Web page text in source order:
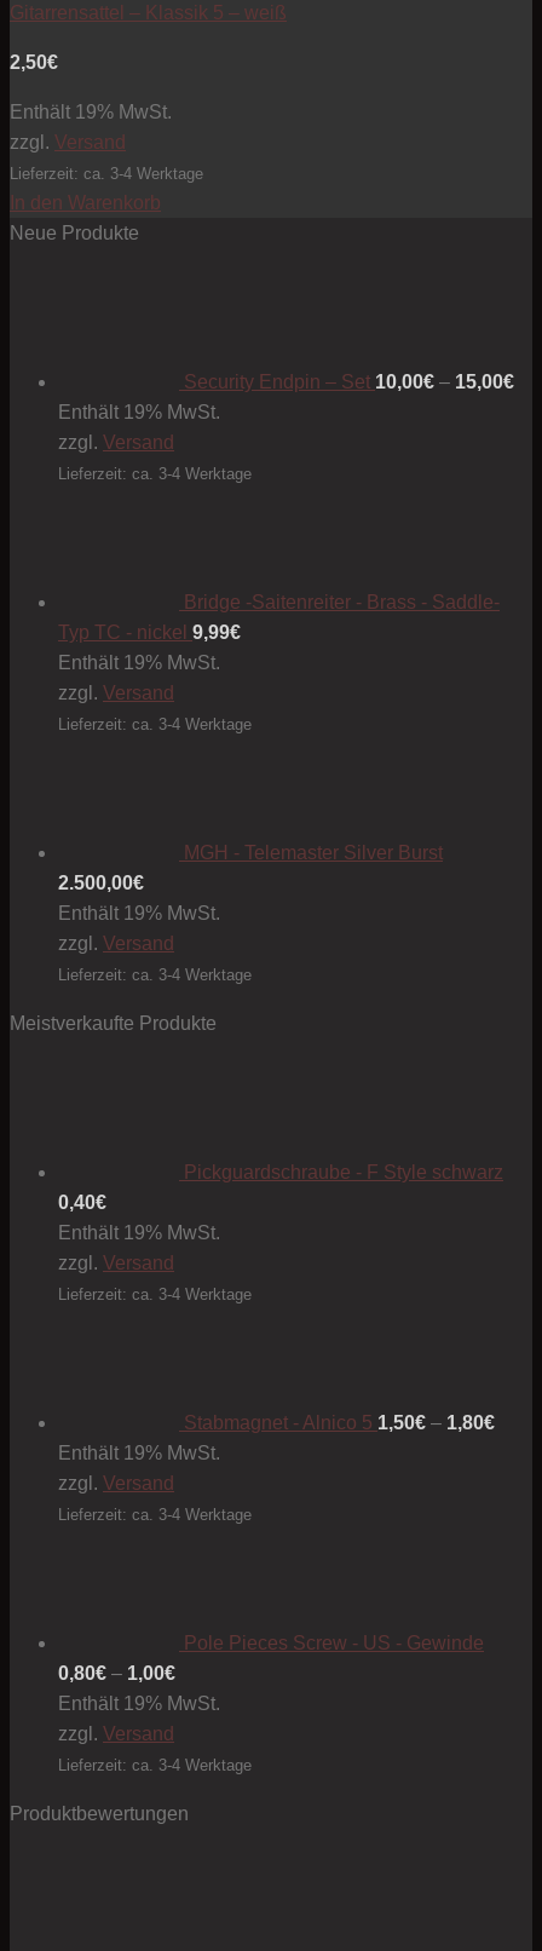
Gitarrensattel – Klassik 5 – weiß
2,50€
Enthält 19% MwSt.
zzgl. Versand
Lieferzeit: ca. 3-4 Werktage
In den Warenkorb
Neue Produkte
Security Endpin – Set 10,00€ – 15,00€
Enthält 19% MwSt.
zzgl. Versand
Lieferzeit: ca. 3-4 Werktage
Bridge -Saitenreiter - Brass - Saddle-
Typ TC - nickel 9,99€
Enthält 19% MwSt.
zzgl. Versand
Lieferzeit: ca. 3-4 Werktage
MGH - Telemaster Silver Burst
2.500,00€
Enthält 19% MwSt.
zzgl. Versand
Lieferzeit: ca. 3-4 Werktage
Meistverkaufte Produkte
Pickguardschraube - F Style schwarz
0,40€
Enthält 19% MwSt.
zzgl. Versand
Lieferzeit: ca. 3-4 Werktage
Stabmagnet - Alnico 5 1,50€ – 1,80€1,80€
Enthält 19% MwSt.
zzgl. Versand
Lieferzeit: ca. 3-4 Werktage
Pole Pieces Screw - US - Gewinde
0,80€ – 1,00€Preisspanne:
0,80€
1,00€
Enthält 19% MwSt.
zzgl. Versand
Lieferzeit: ca. 3-4 Werktage
Produktbewertungen